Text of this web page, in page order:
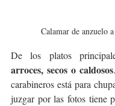
Calamar de anzuelo
De los platos
arroces, secos o caldosos
carabineros está para
juzgar por las fotos tiene